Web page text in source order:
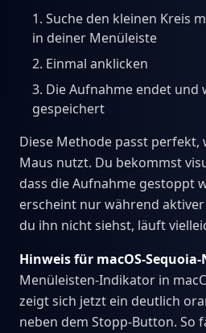
Suche den kleinen Kreis
in deiner Menüleiste
Einmal anklicken
Die Aufnahme endet und
gespeichert
Diese Methode passt perfekt,
Maus nutzt. Du bekommst
dass die Aufnahme gestoppt
erscheint nur während
du ihn nicht siehst, läuft
Hinweis für macOS-
Menüleisten-Indikator in
zeigt sich jetzt ein deutlich
neben dem Stopp-Button. So